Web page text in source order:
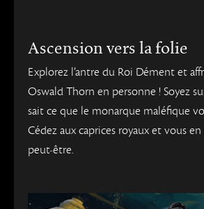
Ascension vers la folie
Explorez l’antre du Roi Dément et
Oswald Thorn en personne ! Soyez
sait ce que le monarque maléfique
Cédez aux caprices royaux et vous
peut-être.